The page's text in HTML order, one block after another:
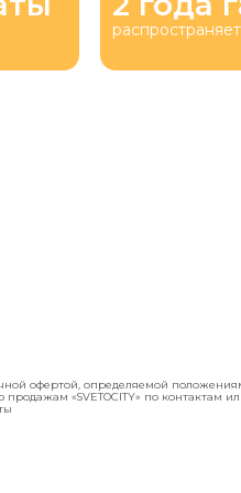
офертой, определяемой
«SVETOCITY» по контактам